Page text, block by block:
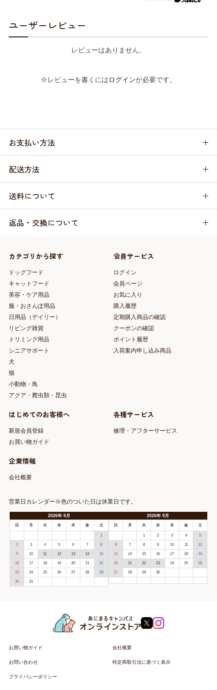
ユーザーレビュー
レビューはありません。
※レビューを書くにはログインが必要です。
お支払い方法
配送方法
送料について
返品・交換について
カテゴリから探す
ドッグフード
キャットフード
美容・ケア用品
服・おさんぽ用品
日用品（デイリー）
リビング雑貨
トリミング用品
シニアサポート
犬
猫
小動物・鳥
アクア・爬虫類・昆虫
会員サービス
ログイン
会員ページ
お気に入り
購入履歴
定期購入商品の確認
クーポンの確認
ポイント履歴
入荷案内申し込み商品
はじめてのお客様へ
新規会員登録
お買い物ガイド
各種サービス
修理・アフターサービス
企業情報
会社概要
営業日カレンダー※色のついた日は休業日です。
2026年 8月
日 月 火 水 木 金 土
1
2 3 4 5 6 7 8
9 10 11 12 13 14 15
16 17 18 19 20 21 22
23 24 25 26 27 28 29
30 31
2026年9月
日 月 火 水 木 金 土
1 2 3 4 5
6 7 8 9 10 11 12
13 14 15 16 17 18 19
20 21 22 23 24 25 26
27 28 29 30
お買い物ガイド 会社概要
お問い合わせ 特定商取引法に基づく表示
プライバシーポリシー